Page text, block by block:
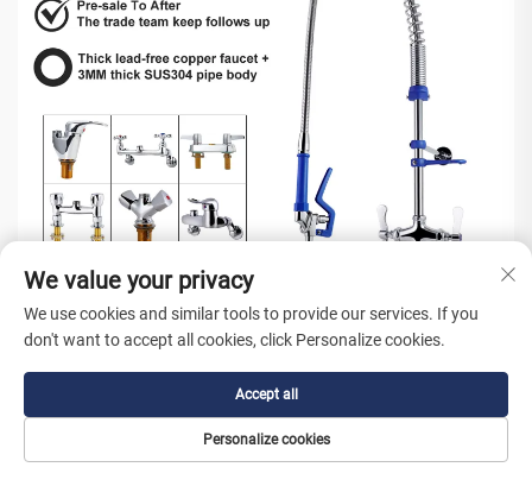
Παγκόσμια Αλυσίδα Εφοδιασμού
We value your privacy
We use cookies and similar tools to provide our services. If you
don't want to accept all cookies, click Personalize cookies.
Personalize cookies
Accept all